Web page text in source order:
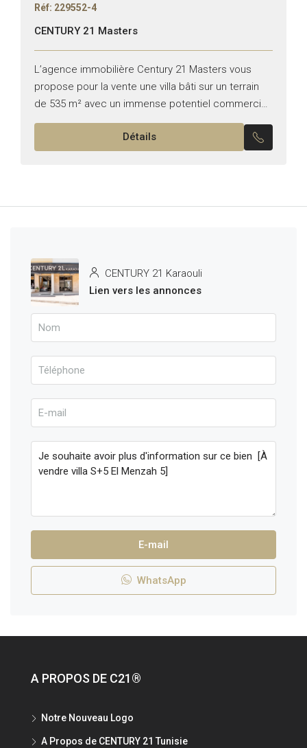
Réf: 229552-4
CENTURY 21 Masters
L’agence immobilière Century 21 Masters vous
propose pour la vente une villa bâti sur un terrain
de 535 m² avec un immense potentiel commercial
située à El Menzah 5. Idéale pour un...
Détails
CENTURY 21 Karaouli
Lien vers les annonces
E-mail
WhatsApp
A PROPOS DE C21®
Notre Nouveau Logo
A Propos de CENTURY 21 Tunisie